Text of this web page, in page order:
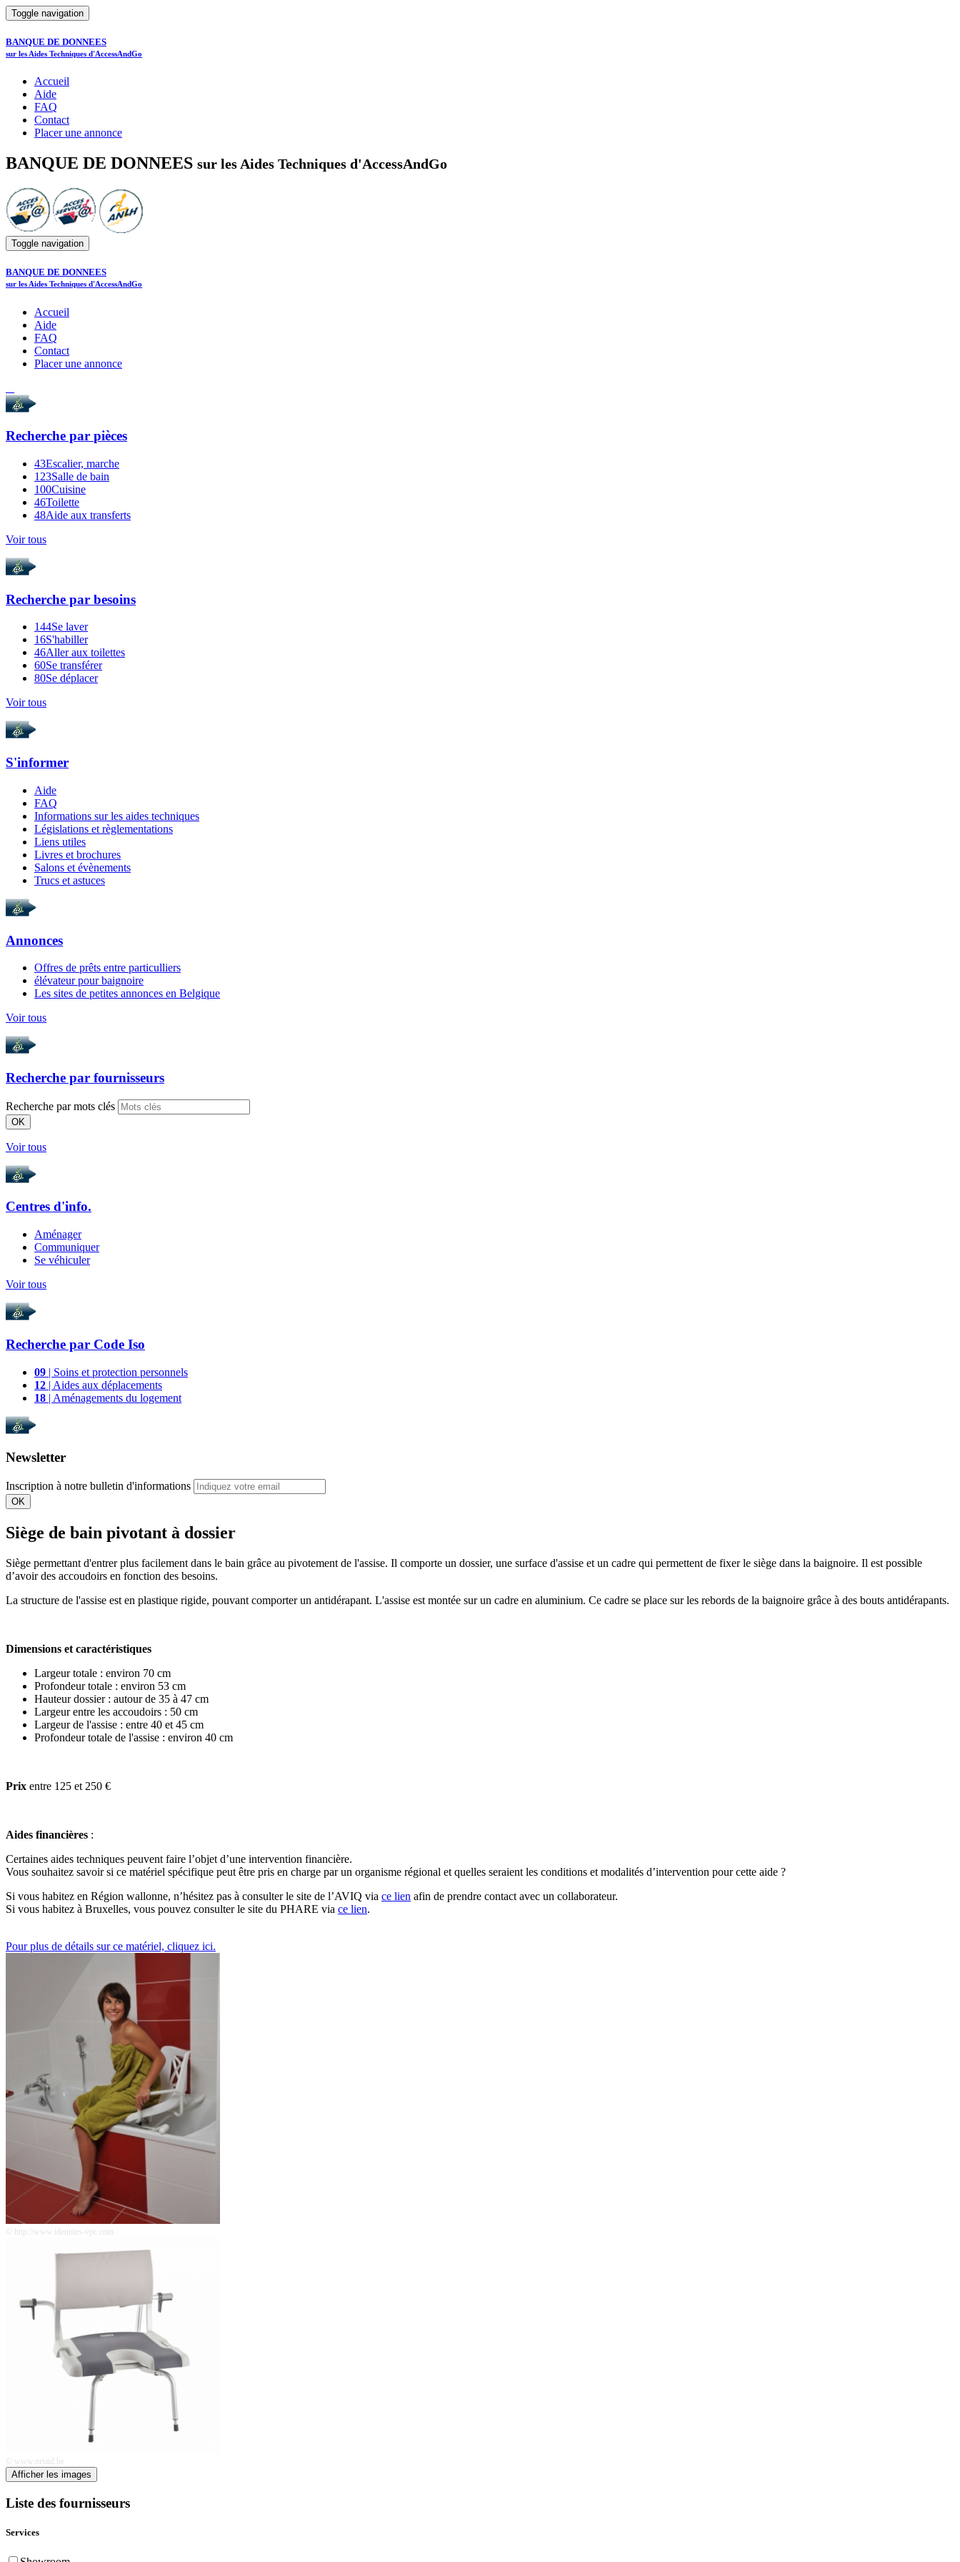
Toggle navigation
BANQUE DE DONNEES
sur les Aides Techniques d'AccessAndGo
Accueil
Aide
FAQ
Contact
Placer une annonce
BANQUE DE DONNEES sur les Aides Techniques d'AccessAndGo
Toggle navigation
BANQUE DE DONNEES
sur les Aides Techniques d'AccessAndGo
Accueil
Aide
FAQ
Contact
Placer une annonce
Recherche par pièces
43Escalier, marche
123Salle de bain
100Cuisine
46Toilette
48Aide aux transferts
Voir tous
Recherche par besoins
144Se laver
16S'habiller
46Aller aux toilettes
60Se transférer
80Se déplacer
Voir tous
S'informer
Aide
FAQ
Informations sur les aides techniques
Législations et règlementations
Liens utiles
Livres et brochures
Salons et évènements
Trucs et astuces
Annonces
Offres de prêts entre particulliers
élévateur pour baignoire
Les sites de petites annonces en Belgique
Voir tous
Recherche par fournisseurs
Recherche par mots clés
OK
Voir tous
Centres d'info.
Aménager
Communiquer
Se véhiculer
Voir tous
Recherche par Code Iso
09 | Soins et protection personnels
12 | Aides aux déplacements
18 | Aménagements du logement
Newsletter
Inscription à notre bulletin d'informations
OK
Siège de bain pivotant à dossier
Siège permettant d'entrer plus facilement dans le bain grâce au pivotement de l'assise. Il comporte un dossier, une surface d'assise et un cadre qui permettent de fixer le siège dans la baignoire. Il est possible
d’avoir des accoudoirs en fonction des besoins.
La structure de l'assise est en plastique rigide, pouvant comporter un antidérapant. L'assise est montée sur un cadre en aluminium. Ce cadre se place sur les rebords de la baignoire grâce à des bouts antidérapants.
Dimensions et caractéristiques
Largeur totale : environ 70 cm
Profondeur totale : environ 53 cm
Hauteur dossier : autour de 35 à 47 cm
Largeur entre les accoudoirs : 50 cm
Largeur de l'assise : entre 40 et 45 cm
Profondeur totale de l'assise : environ 40 cm
Prix entre 125 et 250 €
Aides financières :
Certaines aides techniques peuvent faire l’objet d’une intervention financière.
Vous souhaitez savoir si ce matériel spécifique peut être pris en charge par un organisme régional et quelles seraient les conditions et modalités d’intervention pour cette aide ?
Si vous habitez en Région wallonne, n’hésitez pas à consulter le site de l’AVIQ via ce lien afin de prendre contact avec un collaborateur.
Si vous habitez à Bruxelles, vous pouvez consulter le site du PHARE via ce lien.
Pour plus de détails sur ce matériel, cliquez ici.
© http://www.identites-vpc.com
© www.ortaid.be
Afficher les images
Liste des fournisseurs
Services